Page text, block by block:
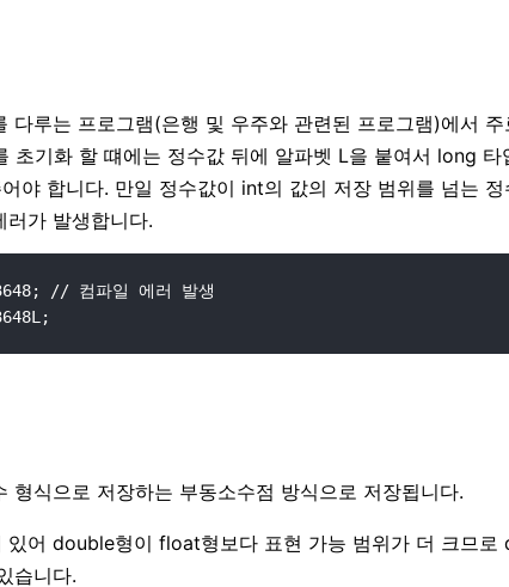
다루는 프로그램(은행 및 우주와 관련된 프로그램)에서
초기화 할 떄에는 정수값 뒤에 알파벳 L을 붙여서 long
야 합니다. 만일 정수값이 int의 값의 저장 범위를 넘는
러가 발생합니다.
// 컴파일 에러 발생
형식으로 저장하는 부동소수점 방식으로 저장됩니다.
있어 double형이 float형보다 표현 가능 범위가 더 크므로
습니다.